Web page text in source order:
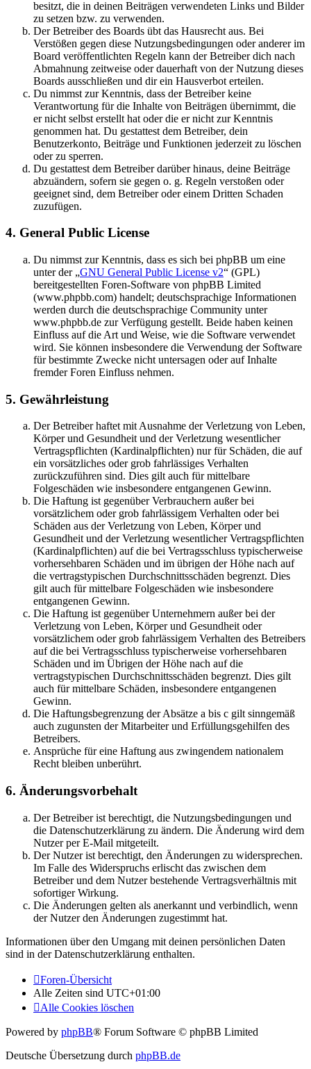
besitzt, die in deinen Beiträgen verwendeten Links und Bilder
zu setzen bzw. zu verwenden.
Der Betreiber des Boards übt das Hausrecht aus. Bei
Verstößen gegen diese Nutzungsbedingungen oder anderer im
Board veröffentlichten Regeln kann der Betreiber dich nach
Abmahnung zeitweise oder dauerhaft von der Nutzung dieses
Boards ausschließen und dir ein Hausverbot erteilen.
Du nimmst zur Kenntnis, dass der Betreiber keine
Verantwortung für die Inhalte von Beiträgen übernimmt, die
er nicht selbst erstellt hat oder die er nicht zur Kenntnis
genommen hat. Du gestattest dem Betreiber, dein
Benutzerkonto, Beiträge und Funktionen jederzeit zu löschen
oder zu sperren.
Du gestattest dem Betreiber darüber hinaus, deine Beiträge
abzuändern, sofern sie gegen o. g. Regeln verstoßen oder
geeignet sind, dem Betreiber oder einem Dritten Schaden
zuzufügen.
4. General Public License
Du nimmst zur Kenntnis, dass es sich bei phpBB um eine
unter der „GNU General Public License v2“ (GPL)
bereitgestellten Foren-Software von phpBB Limited
(www.phpbb.com) handelt; deutschsprachige Informationen
werden durch die deutschsprachige Community unter
www.phpbb.de zur Verfügung gestellt. Beide haben keinen
Einfluss auf die Art und Weise, wie die Software verwendet
wird. Sie können insbesondere die Verwendung der Software
für bestimmte Zwecke nicht untersagen oder auf Inhalte
fremder Foren Einfluss nehmen.
5. Gewährleistung
Der Betreiber haftet mit Ausnahme der Verletzung von Leben,
Körper und Gesundheit und der Verletzung wesentlicher
Vertragspflichten (Kardinalpflichten) nur für Schäden, die auf
ein vorsätzliches oder grob fahrlässiges Verhalten
zurückzuführen sind. Dies gilt auch für mittelbare
Folgeschäden wie insbesondere entgangenen Gewinn.
Die Haftung ist gegenüber Verbrauchern außer bei
vorsätzlichem oder grob fahrlässigem Verhalten oder bei
Schäden aus der Verletzung von Leben, Körper und
Gesundheit und der Verletzung wesentlicher Vertragspflichten
(Kardinalpflichten) auf die bei Vertragsschluss typischerweise
vorhersehbaren Schäden und im übrigen der Höhe nach auf
die vertragstypischen Durchschnittsschäden begrenzt. Dies
gilt auch für mittelbare Folgeschäden wie insbesondere
entgangenen Gewinn.
Die Haftung ist gegenüber Unternehmern außer bei der
Verletzung von Leben, Körper und Gesundheit oder
vorsätzlichem oder grob fahrlässigem Verhalten des Betreibers
auf die bei Vertragsschluss typischerweise vorhersehbaren
Schäden und im Übrigen der Höhe nach auf die
vertragstypischen Durchschnittsschäden begrenzt. Dies gilt
auch für mittelbare Schäden, insbesondere entgangenen
Gewinn.
Die Haftungsbegrenzung der Absätze a bis c gilt sinngemäß
auch zugunsten der Mitarbeiter und Erfüllungsgehilfen des
Betreibers.
Ansprüche für eine Haftung aus zwingendem nationalem
Recht bleiben unberührt.
6. Änderungsvorbehalt
Der Betreiber ist berechtigt, die Nutzungsbedingungen und
die Datenschutzerklärung zu ändern. Die Änderung wird dem
Nutzer per E-Mail mitgeteilt.
Der Nutzer ist berechtigt, den Änderungen zu widersprechen.
Im Falle des Widerspruchs erlischt das zwischen dem
Betreiber und dem Nutzer bestehende Vertragsverhältnis mit
sofortiger Wirkung.
Die Änderungen gelten als anerkannt und verbindlich, wenn
der Nutzer den Änderungen zugestimmt hat.
Informationen über den Umgang mit deinen persönlichen Daten
sind in der Datenschutzerklärung enthalten.
Foren-Übersicht
Alle Zeiten sind UTC+01:00
Alle Cookies löschen
Powered by phpBB® Forum Software © phpBB Limited
Deutsche Übersetzung durch phpBB.de